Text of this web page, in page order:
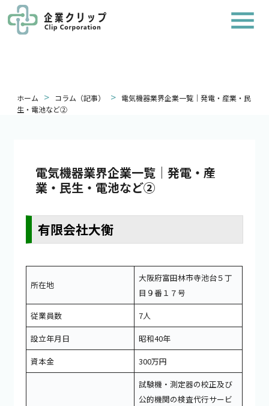
ホーム > コラム（記事） > 電気機器業界企業一覧｜発電・産業・民
生・電池など②
電気機器業界企業一覧｜発電・産
業・民生・電池など②
有限会社大衡
所在地
大阪府富田林市寺池台５丁
目９番１７号
従業員数
7人
設立年月日
昭和40年
資本金
300万円
試験機・測定器の校正及び
公的機関の検査代行サービ